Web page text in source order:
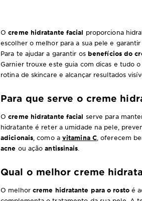
Ocreme hidratante facial proporciona
escolher o melhor para a sua pele e
Para te ajudar a garantir os benefícios do
Garnier trouxe este guia com dicas e tudo
rotina de skincare e alcançar resultados
Para que serve o creme
Ocreme hidratante facial serve para
hidratante é reter a umidade na pele,
adicionais , como a vitamina C, oferecem
acne ou açãoantissinais
Qual o melhor creme
O melhor creme hidratante para o rostoé